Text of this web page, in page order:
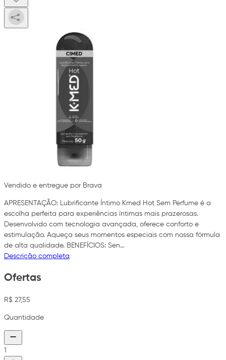
Vendido e entregue por Brava
APRESENTAÇÃO: Lubrificante Íntimo Kmed Hot Sem Perfume é a
escolha perfeita para experiências íntimas mais prazerosas.
Desenvolvido com tecnologia avançada, oferece conforto e
estimulação. Aqueça seus momentos especiais com nossa fórmula
de alta qualidade. BENEFÍCIOS: Sen…
Descrição completa
Ofertas
R$ 27,55
Quantidade
1